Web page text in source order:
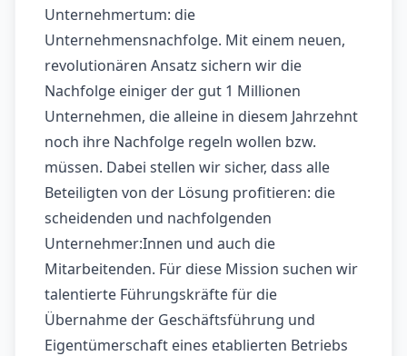
Unternehmertum: die
Unternehmensnachfolge. Mit einem neuen,
revolutionären Ansatz sichern wir die
Nachfolge einiger der gut 1 Millionen
Unternehmen, die alleine in diesem Jahrzehnt
noch ihre Nachfolge regeln wollen bzw.
müssen. Dabei stellen wir sicher, dass alle
Beteiligten von der Lösung profitieren: die
scheidenden und nachfolgenden
Unternehmer:Innen und auch die
Mitarbeitenden. Für diese Mission suchen wir
talentierte Führungskräfte für die
Übernahme der Geschäftsführung und
Eigentümerschaft eines etablierten Betriebs